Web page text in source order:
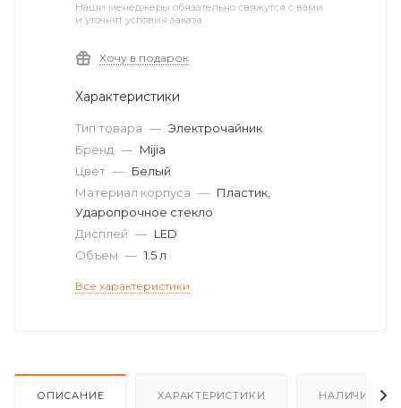
Наши менеджеры обязательно свяжутся с вами
и уточнят условия заказа
Хочу в подарок
Характеристики
Тип товара — Электрочайник
Бренд — Mijia
Цвет — Белый
Материал корпуса — Пластик,
Ударопрочное стекло
Дисплей — LED
Объем — 1.5 л
Все характеристики
ОПИСАНИЕ ХАРАКТЕРИСТИКИ НАЛИЧИЕ